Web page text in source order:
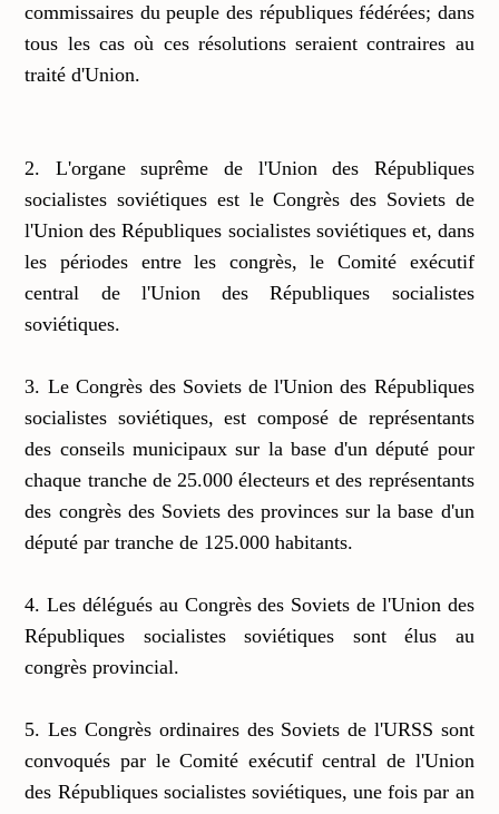
commissaires du peuple des républiques fédérées; dans
tous les cas où ces résolutions seraient contraires au
traité d'Union.
2. L'organe suprême de l'Union des Républiques
socialistes soviétiques est le Congrès des Soviets de
l'Union des Républiques socialistes soviétiques et, dans
les périodes entre les congrès, le Comité exécutif
central de l'Union des Républiques socialistes
soviétiques.
3. Le Congrès des Soviets de l'Union des Républiques
socialistes soviétiques, est composé de représentants
des conseils municipaux sur la base d'un député pour
chaque tranche de 25.000 électeurs et des représentants
des congrès des Soviets des provinces sur la base d'un
député par tranche de 125.000 habitants.
4. Les délégués au Congrès des Soviets de l'Union des
Républiques socialistes soviétiques sont élus au
congrès provincial.
5. Les Congrès ordinaires des Soviets de l'URSS sont
convoqués par le Comité exécutif central de l'Union
des Républiques socialistes soviétiques, une fois par an